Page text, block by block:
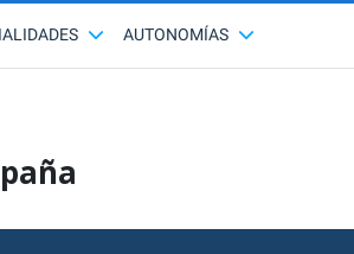
AUTONOMÍAS